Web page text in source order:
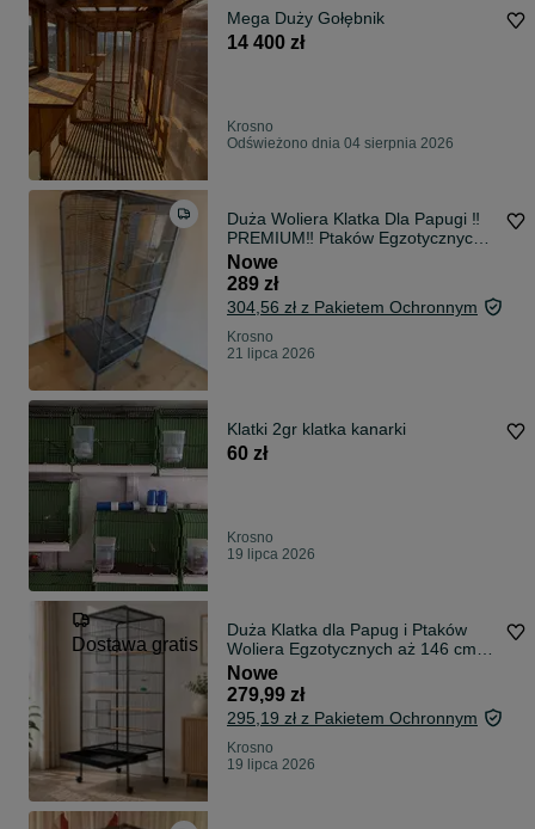
Mega Duży Gołębnik
14 400 zł
Krosno
Odświeżono dnia 04 sierpnia 2026
Duża Woliera Klatka Dla Papugi ‼️
PREMIUM‼️ Ptaków Egzotycznych
Z Wyposażeniem
Nowe
289 zł
304,56 zł z Pakietem Ochronnym
Krosno
21 lipca 2026
Klatki 2gr klatka kanarki
60 zł
Krosno
19 lipca 2026
Dostawa gratis
Duża Klatka dla Papug i Ptaków
Woliera Egzotycznych aż 146 cm
na Kółkach Klatka dla Papużek
Falistych dla Nimfy Kanarka Duża
Klatka dla Ptaków
Nowe
279,99 zł
295,19 zł z Pakietem Ochronnym
Krosno
19 lipca 2026